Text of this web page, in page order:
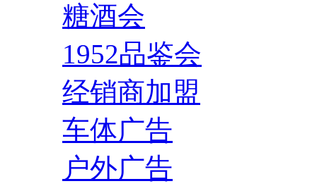
糖酒会
1952品鉴会
经销商加盟
车体广告
户外广告